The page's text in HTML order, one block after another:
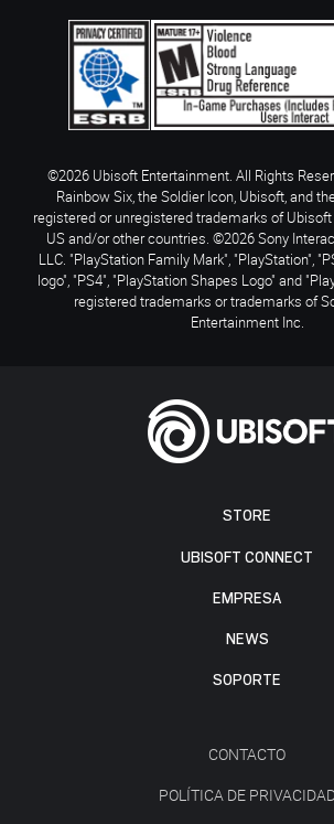
STORE
UBISOFT CONNECT
EMPRESA
NEWS
SOPORTE
CONTACTO
POLÍTICA DE
©2026 Ubisoft Entertainment. All Rights
Rainbow Six, the Soldier Icon, Ubisoft, and
registered or unregistered trademarks of
US and/or other countries. ©2026 Sony
LLC. "PlayStation Family Mark", "PlayStation",
logo", "PS4", "PlayStation Shapes Logo" and
registered trademarks or trademarks of
Entertainment Inc.